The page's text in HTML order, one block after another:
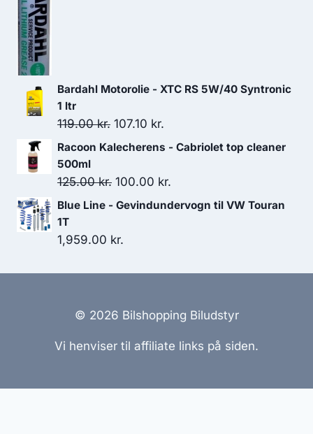
Bardahl Motorolie - XTC RS 5W/40 Syntronic
1 ltr
119.00kr. Den
oprindelige
var:
119.00 kr..
107.10 kr.
aktuelle
er:
107.10 kr..
Racoon Kalecherens - Cabriolet top cleaner
500ml
125.00kr. Den
oprindelige
var:
100.00 kr.
aktuelle
Blue Line - Gevindundervogn til VW Touran
1T
1,959.00 kr.
© 2026 Bilshopping Biludstyr
Vi henviser til affiliate links på siden.